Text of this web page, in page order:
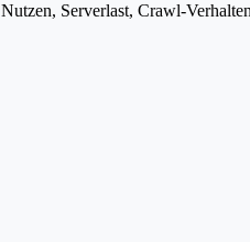
Serverlast, Crawl-